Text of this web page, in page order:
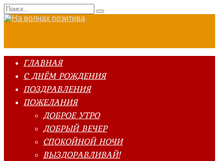
Перейти
к
Search
for:
ГЛАВНАЯ
С ДНЁМ РОЖДЕНИЯ
ПОЗДРАВЛЕНИЯ
ПОЖЕЛАНИЯ
ДОБРОЕ УТРО
ДОБРЫЙ ВЕЧЕР
СПОКОЙНОЙ НОЧИ
ВЫЗДОРАВЛИВАЙ!